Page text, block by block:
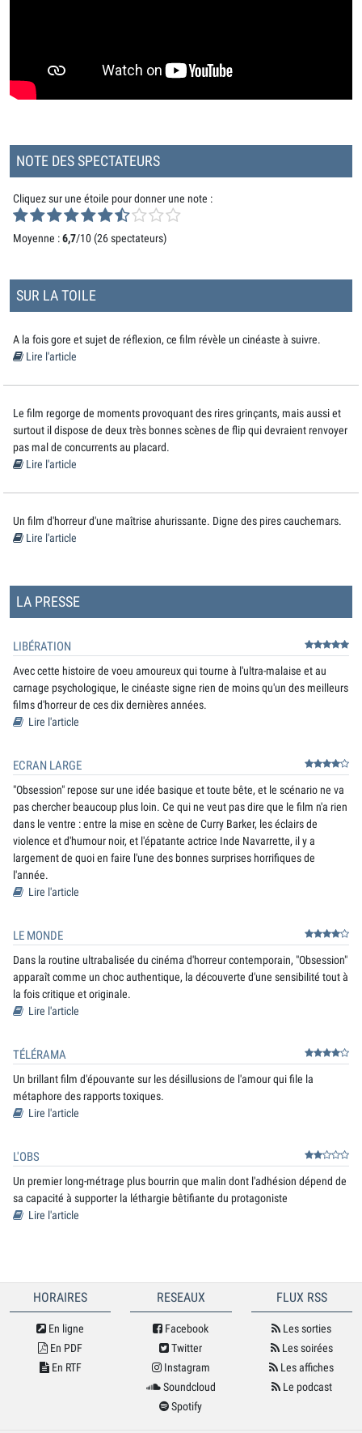
NOTE DES SPECTATEURS
Cliquez sur une étoile pour donner une note :
Moyenne :6,7/10 (26 spectateurs)
SUR LA TOILE
A la fois gore et sujet de réflexion, ce film révèle un cinéaste à suivre.
Lire l'article
Le film regorge de moments provoquant des rires grinçants, mais aussi et
surtout il dispose de deux très bonnes scènes de flip qui devraient renvoyer
pas mal de concurrents au placard.
Lire l'article
Un film d'horreur d'une maîtrise ahurissante. Digne des pires cauchemars.
Lire l'article
LA PRESSE
LIBÉRATION
Avec cette histoire de voeu amoureux qui tourne à l'ultra-malaise et au
carnage psychologique, le cinéaste signe rien de moins qu'un des meilleurs
films d'horreur de ces dix dernières années.
Lire l'article
ECRAN LARGE
"Obsession" repose sur une idée basique et toute bête, et le scénario ne va
pas chercher beaucoup plus loin. Ce qui ne veut pas dire que le film n'a rien
dans le ventre : entre la mise en scène de Curry Barker, les éclairs de
violence et d'humour noir, et l'épatante actrice Inde Navarrette, il y a
largement de quoi en faire l'une des bonnes surprises horrifiques de
l'année.
Lire l'article
LE MONDE
Dans la routine ultrabalisée du cinéma d'horreur contemporain, "Obsession"
apparaît comme un choc authentique, la découverte d'une sensibilité tout à
la fois critique et originale.
Lire l'article
TÉLÉRAMA
Un brillant film d'épouvante sur les désillusions de l'amour qui file la
métaphore des rapports toxiques.
Lire l'article
L'OBS
Un premier long-métrage plus bourrin que malin dont l'adhésion dépend de
sa capacité à supporter la léthargie bêtifiante du protagoniste
Lire l'article
HORAIRES
En ligne
En PDF
En RTF
RESEAUX
Facebook
Twitter
Instagram
Soundcloud
Spotify
FLUX RSS
Les sorties
Les soirées
Les affiches
Le podcast